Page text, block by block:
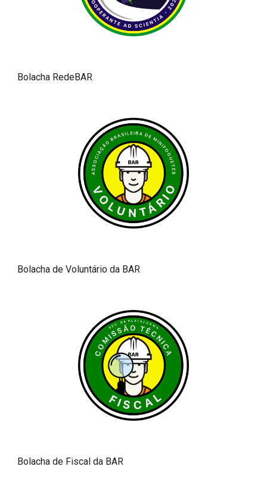
Bolacha RedeBAR
Bolacha de Voluntário da BAR
Bolacha de Fiscal da BAR